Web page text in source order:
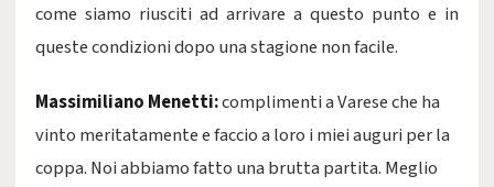
come siamo riusciti ad arrivare a questo punto e in
queste condizioni dopo una stagione non facile.
Massimiliano Menetti:complimenti a Varese che ha
vinto meritatamente e faccio a loro i miei auguri per la
coppa. Noi abbiamo fatto una brutta partita. Meglio